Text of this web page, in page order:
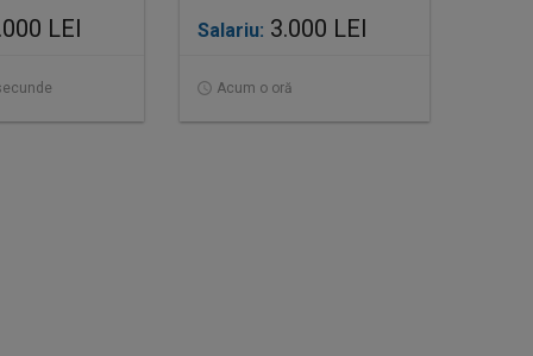
LEI Salariu: 3.000 LEI
Acum o oră